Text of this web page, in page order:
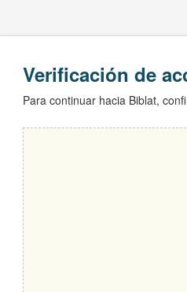
Verificación de
Para continuar hacia Biblat,